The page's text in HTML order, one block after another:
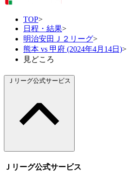
TOP>
日程・結果>
明治安田Ｊ２リーグ>
熊本 vs 甲府 (2024年4月14日)>
見どころ
Ｊリーグ公式サービス
Ｊリーグ公式サービス